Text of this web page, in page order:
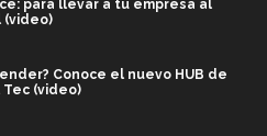
para llevar a tu empresa al
(video)
Conoce el nuevo HUB de
Tec (video)